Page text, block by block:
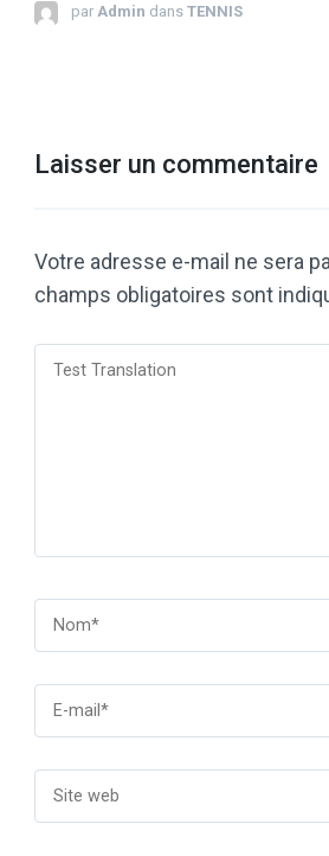
par Admin dans TENNIS
Laisser un commentaire
Votre adresse e-mail ne sera
champs obligatoires sont